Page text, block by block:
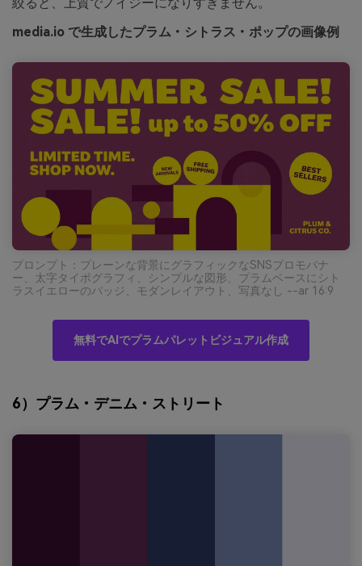
絞ると、上質でノイジーになりすぎません。
media.io で生成したプラム・シトラス・ポップの画像例
プロンプト：プレーンな背景にグラフィックなSNSプロモバナ
ー、太字タイポグラフィ、シンプルな図形、プラムベースにシト
ラスイエローのバッジ、モダンレイアウト、写真なし --ar 16:9
無料でAIでプラムパレットビジュアル作成
6）プラム・デニム・ストリート